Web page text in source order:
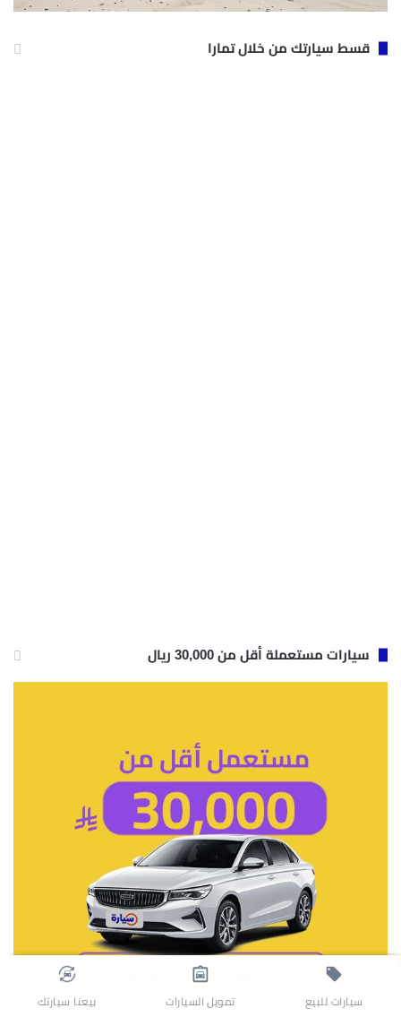
قسط سيارتك من خلال تمارا
سيارات مستعملة أقل من 30,000 ريال
سيارات للبيع تمويل السيارات بيعنا سيارتك